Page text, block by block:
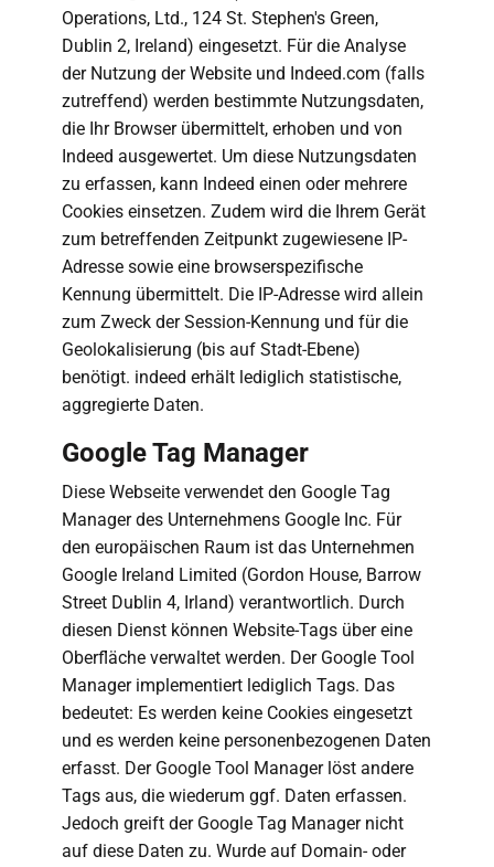
Operations, Ltd., 124 St. Stephen's Green,
Dublin 2, Ireland) eingesetzt. Für die Analyse
der Nutzung der Website und Indeed.com (falls
zutreffend) werden bestimmte Nutzungsdaten,
die Ihr Browser übermittelt, erhoben und von
Indeed ausgewertet. Um diese Nutzungsdaten
zu erfassen, kann Indeed einen oder mehrere
Cookies einsetzen. Zudem wird die Ihrem Gerät
zum betreffenden Zeitpunkt zugewiesene IP-
Adresse sowie eine browserspezifische
Kennung übermittelt. Die IP-Adresse wird allein
zum Zweck der Session-Kennung und für die
Geolokalisierung (bis auf Stadt-Ebene)
benötigt. indeed erhält lediglich statistische,
aggregierte Daten.
Google Tag Manager
Diese Webseite verwendet den Google Tag
Manager des Unternehmens Google Inc. Für
den europäischen Raum ist das Unternehmen
Google Ireland Limited (Gordon House, Barrow
Street Dublin 4, Irland) verantwortlich. Durch
diesen Dienst können Website-Tags über eine
Oberfläche verwaltet werden. Der Google Tool
Manager implementiert lediglich Tags. Das
bedeutet: Es werden keine Cookies eingesetzt
und es werden keine personenbezogenen Daten
erfasst. Der Google Tool Manager löst andere
Tags aus, die wiederum ggf. Daten erfassen.
Jedoch greift der Google Tag Manager nicht
auf diese Daten zu. Wurde auf Domain- oder